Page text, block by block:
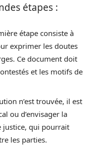
étapes :
étape consiste à
exprimer les doutes
Ce document doit
et les motifs de
n’est trouvée, il est
ou d’envisager la
justice, qui pourrait
les parties.